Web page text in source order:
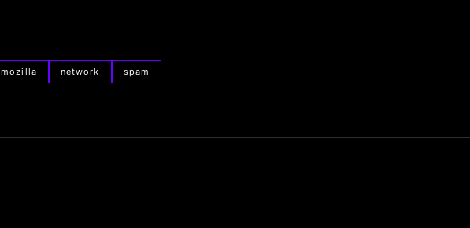
mozilla network spam